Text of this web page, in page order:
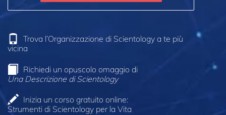
Trova l’Organizzazione di Scientology a te più
vicina
Richiedi un opuscolo omaggio di
Una Descrizione di Scientology
Inizia un corso gratuito online:
Strumenti di Scientology per la Vita